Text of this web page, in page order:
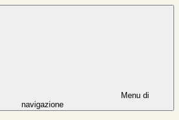
Menu di
navigazione